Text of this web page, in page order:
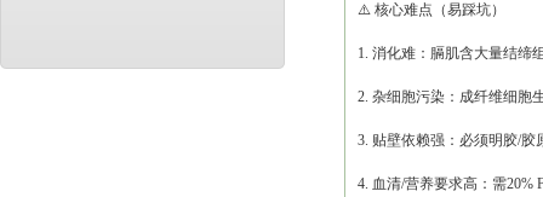
⚠️ 核心难点（易踩坑）
1. 消化难：膈肌含大量结缔
2. 杂细胞污染：成纤维细胞
3. 贴壁依赖强：必须明胶/
4. 血清/营养要求高：需20%